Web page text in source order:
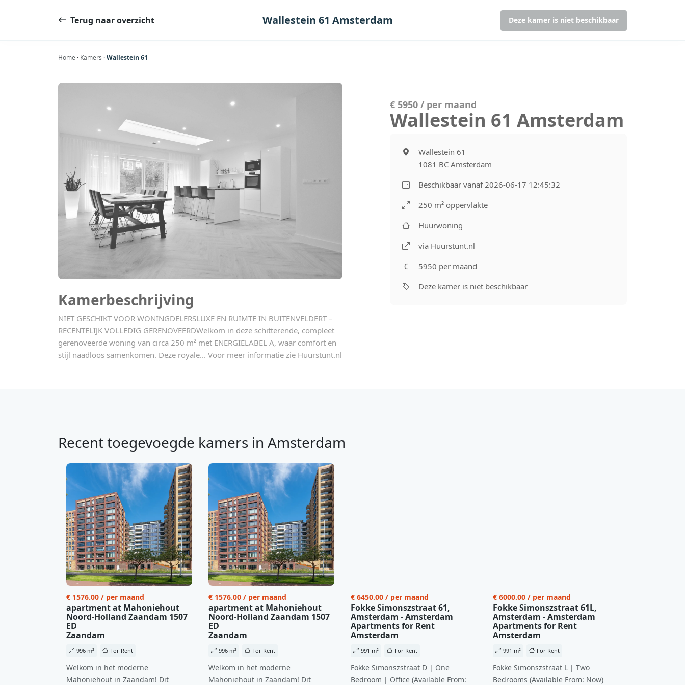
Terug naar overzicht Wallestein 61 Amsterdam Deze kamer is niet beschikbaar
Home · Kamers ·Wallestein 61
Kamerbeschrijving
NIET GESCHIKT VOOR WONINGDELERSLUXE EN RUIMTE IN BUITENVELDERT –
RECENTELIJK VOLLEDIG GERENOVEERDWelkom in deze schitterende, compleet
gerenoveerde woning van circa 250 m² met ENERGIELABEL A, waar comfort en
stijl naadloos samenkomen. Deze royale... Voor meer informatie zie Huurstunt.nl
€ 5950 / per maand
Wallestein 61 Amsterdam
Wallestein 61
1081 BC Amsterdam
Beschikbaar vanaf 2026-06-17 12:45:32
250 m² oppervlakte
Huurwoning
via Huurstunt.nl
5950 per maand
Deze kamer is niet beschikbaar
Recent toegevoegde kamers in Amsterdam
€ 1576.00 / per maand
apartment at Mahoniehout
Noord-Holland Zaandam 1507
ED
Zaandam
996 m² For Rent
Welkom in het moderne
Mahoniehout in Zaandam! Dit
€ 1576.00 / per maand
apartment at Mahoniehout
Noord-Holland Zaandam 1507
ED
Zaandam
996 m² For Rent
Welkom in het moderne
Mahoniehout in Zaandam! Dit
€ 6450.00 / per maand
Fokke Simonszstraat 61,
Amsterdam - Amsterdam
Apartments for Rent
Amsterdam
991 m² For Rent
Fokke Simonszstraat D | One
Bedroom | Office (Available From:
€ 6000.00 / per maand
Fokke Simonszstraat 61L,
Amsterdam - Amsterdam
Apartments for Rent
Amsterdam
991 m² For Rent
Fokke Simonszstraat L | Two
Bedrooms (Available From: Now)